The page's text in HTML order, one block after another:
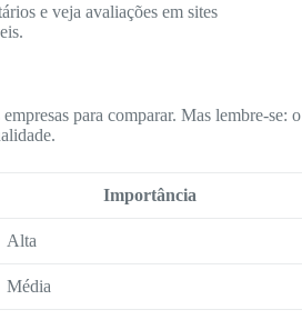
e veja avaliações em sites
para comparar. Mas lembre-se: o
Importância
Alta
Média